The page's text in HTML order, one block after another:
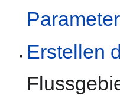
Erstellen